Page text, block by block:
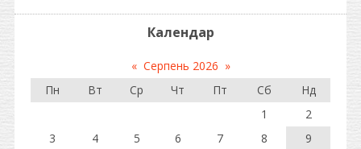
Календар
« Серпень 2026 »
Пн
Вт Ср Чт Пт Сб
Нд
1
2
3
4 5 6 7 8
9